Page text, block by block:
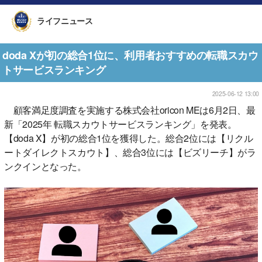
ライフニュース
doda Xが初の総合1位に、利用者おすすめの転職スカウ
トサービスランキング
2025-06-12 13:00
顧客満足度調査を実施する株式会社oricon MEは6月2日、最
新「2025年 転職スカウトサービスランキング」を発表。
【doda X】が初の総合1位を獲得した。総合2位には【リクル
ートダイレクトスカウト】、総合3位には【ビズリーチ】がラ
ンクインとなった。